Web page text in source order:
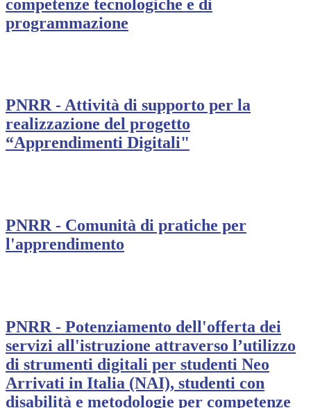
competenze tecnologiche e di
programmazione
PNRR - Attività di supporto per la
realizzazione del progetto
“Apprendimenti Digitali"
PNRR - Comunità di pratiche per
l'apprendimento
PNRR - Potenziamento dell'offerta dei
servizi all'istruzione attraverso l’utilizzo
di strumenti digitali per studenti Neo
Arrivati in Italia (NAI), studenti con
disabilità e metodologie per competenze